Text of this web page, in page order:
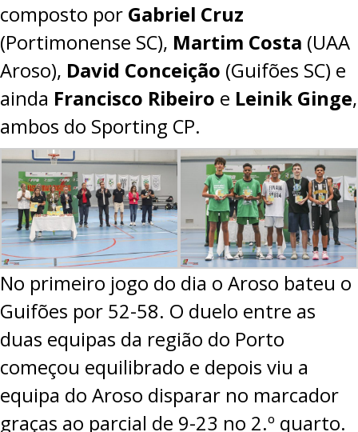
composto por Gabriel Cruz
(Portimonense SC), Martim Costa (UAA
Aroso), David Conceição (Guifões SC) e
ainda Francisco Ribeiro e Leinik Ginge,
ambos do Sporting CP.
No primeiro jogo do dia o Aroso bateu o
Guifões por 52-58. O duelo entre as
duas equipas da região do Porto
começou equilibrado e depois viu a
equipa do Aroso disparar no marcador
graças ao parcial de 9-23 no 2.º quarto.